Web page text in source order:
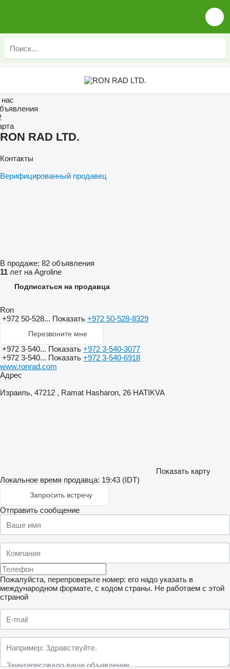
RON RAD LTD.
Контакты
Верифицированный продавец
В продаже: 82 объявления
11 лет на Agroline
Подписаться на продавца
Ron
+972 50-528... Показать +972 50-528-8329
Перезвоните мне
+972 3-540... Показать +972 3-540-3077
+972 3-540... Показать +972 3-540-6918
www.ronrad.com
Адрес
Израиль, 47212 , Ramat Hasharon, 26 HATIKVA
Показать карту
Локальное время продавца: 19:43 (IDT)
Запросить встречу
Отправить сообщение
Пожалуйста, перепроверьте номер: его надо указать в
международном формате, с кодом страны. Не работаем с этой
страной